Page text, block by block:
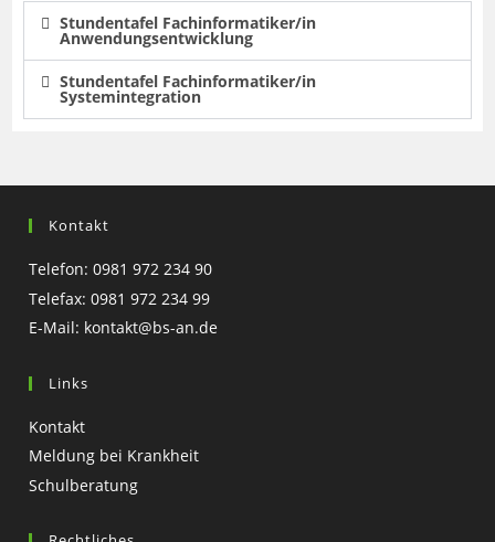
Stundentafel Fachinformatiker/in
Anwendungsentwicklung
Stundentafel Fachinformatiker/in
Systemintegration
Kontakt
Telefon: 0981 972 234 90
Telefax: 0981 972 234 99
E-Mail: kontakt@bs-an.de
Links
Kontakt
Meldung bei Krankheit
Schulberatung